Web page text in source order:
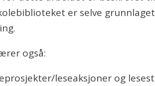
er selve
også:
leseaksjoner og